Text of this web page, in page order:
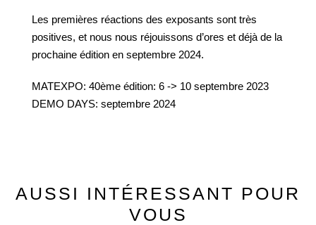
Les premières réactions des exposants sont très
positives, et nous nous réjouissons d’ores et déjà de la
prochaine édition en septembre 2024.
MATEXPO: 40ème édition: 6 -> 10 septembre 2023
DEMO DAYS: septembre 2024
AUSSI INTÉRESSANT POUR
VOUS